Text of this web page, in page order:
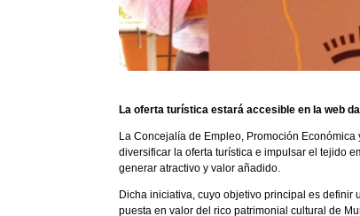
La oferta turística estará accesible en la web
La Concejalía de Empleo, Promoción
diversificar la oferta turística e impulsar el tejido
generar atractivo y valor añadido.
Dicha iniciativa, cuyo objetivo principal es definir
puesta en valor del rico patrimonial cultural de